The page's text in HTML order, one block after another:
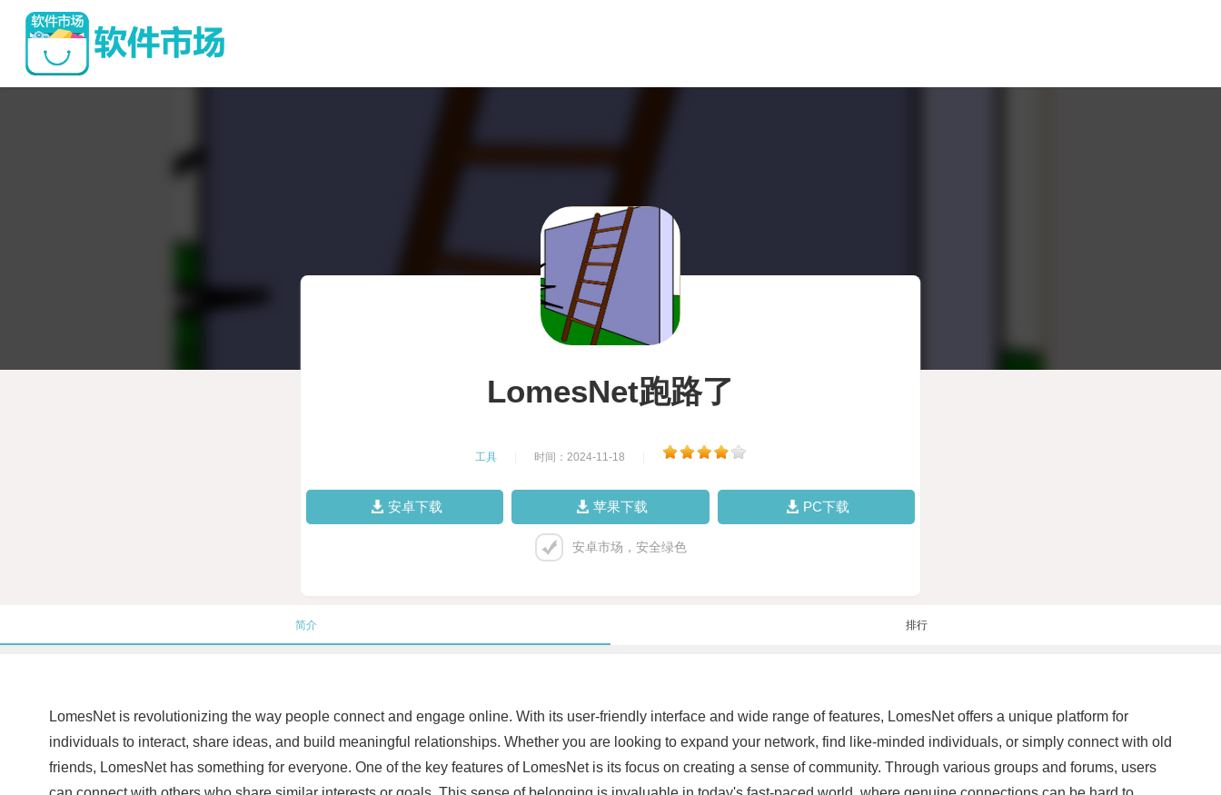
LomesNet跑路了
工具 时间：2024-11-18
安卓下载 苹果下载 PC下载
安卓市场，安全绿色
简介 排行
LomesNet is revolutionizing the way people connect and engage online. With its user-friendly interface and wide range of features, LomesNet offers a unique platform for
individuals to interact, share ideas, and build meaningful relationships. Whether you are looking to expand your network, find like-minded individuals, or simply connect with old
friends, LomesNet has something for everyone. One of the key features of LomesNet is its focus on creating a sense of community. Through various groups and forums, users